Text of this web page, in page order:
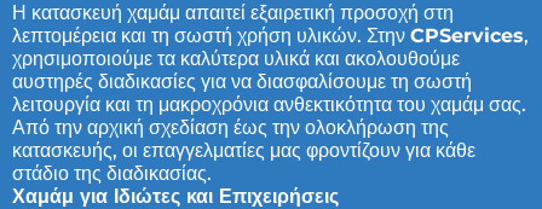
Η κατασκευή χαμάμ απαιτεί εξαιρετική προσοχή στη
λεπτομέρεια και τη σωστή χρήση υλικών. Στην CPServices,
χρησιμοποιούμε τα καλύτερα υλικά και ακολουθούμε
αυστηρές διαδικασίες για να διασφαλίσουμε τη σωστή
λειτουργία και τη μακροχρόνια ανθεκτικότητα του χαμάμ σας.
Από την αρχική σχεδίαση έως την ολοκλήρωση της
κατασκευής, οι επαγγελματίες μας φροντίζουν για κάθε
στάδιο της διαδικασίας.
Χαμάμ για Ιδιώτες και Επιχειρήσεις